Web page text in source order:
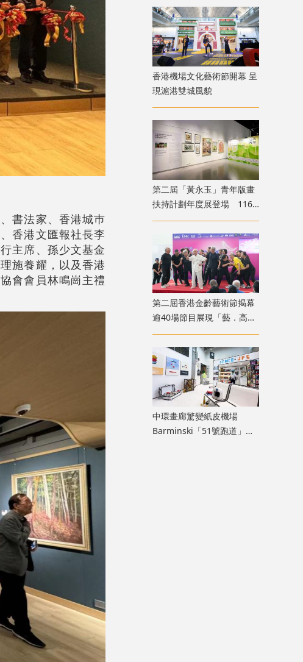
書法家、香港城巿
香港文匯報社長李
主席、孫少文基金
施養耀，以及香港
會會員林鳴崗主禮
香港機場文化藝術節開幕 呈
現滬港雙城風貌
第二屆「黃永玉」青年版畫
扶持計劃年度展登場 116
位青年創作者共展版畫新貌
第二屆香港金齡藝術節揭幕
逾40場節目展現「藝．高齡
膽大」生命力
中環畫廊驚變紙皮機場
Barminski「51號跑道」用